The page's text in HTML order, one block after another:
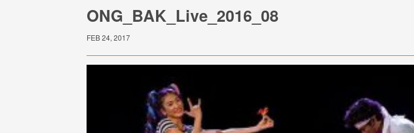
ONG_BAK_Live_2016_08
FEB 24, 2017